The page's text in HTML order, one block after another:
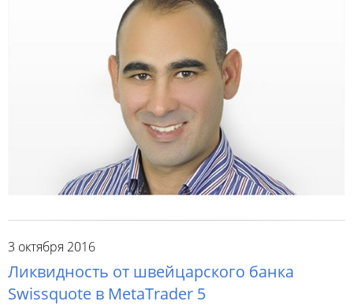
3 октября 2016
Ликвидность от швейцарского банка
Swissquote в MetaTrader 5